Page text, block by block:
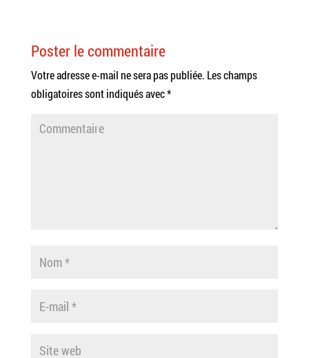
Poster le commentaire
Votre adresse e-mail ne sera pas publiée. Les champs
obligatoires sont indiqués avec*